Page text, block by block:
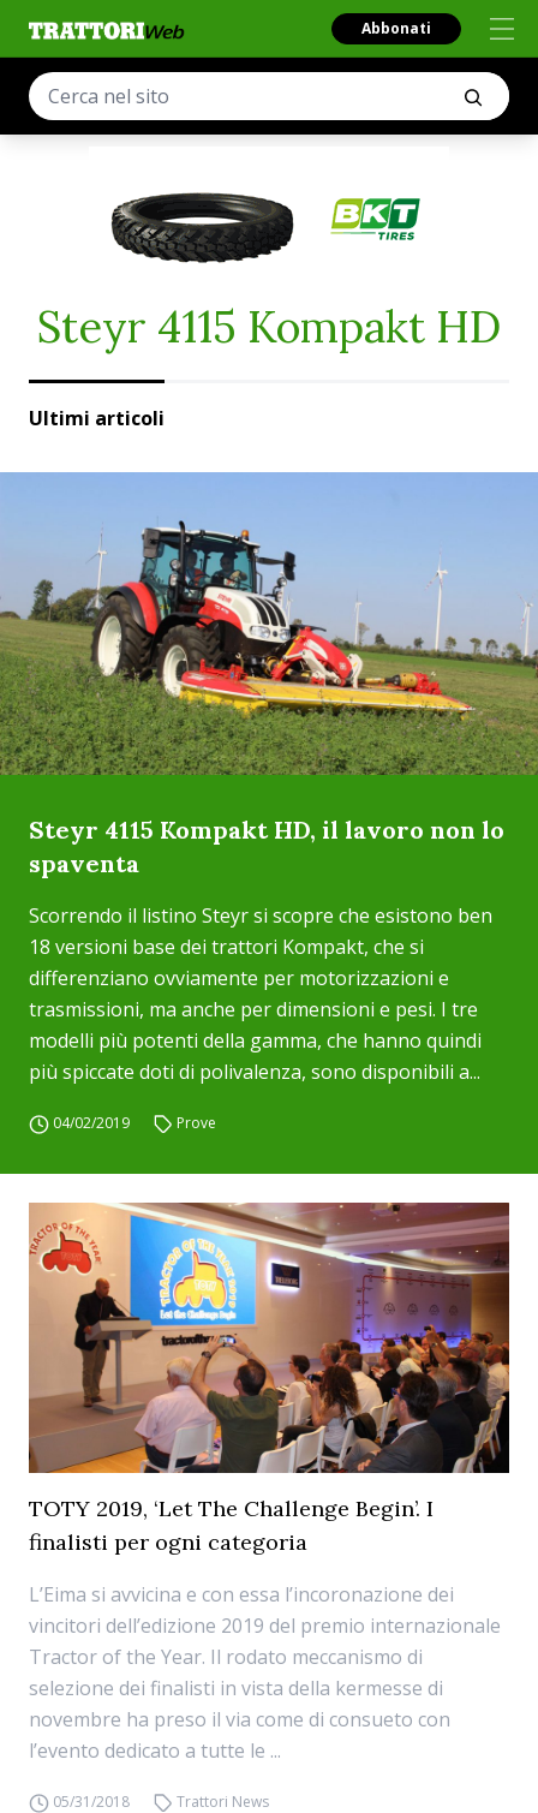
Abbonati
Steyr 4115 Kompakt HD
Ultimi articoli
Steyr 4115 Kompakt HD, il lavoro non lo
spaventa
Scorrendo il listino Steyr si scopre che esistono ben
18 versioni base dei trattori Kompakt, che si
differenziano ovviamente per motorizzazioni e
trasmissioni, ma anche per dimensioni e pesi. I tre
modelli più potenti della gamma, che hanno quindi
più spiccate doti di polivalenza, sono disponibili a...
04/02/2019 Prove
TOTY 2019, ‘Let The Challenge Begin’. I
finalisti per ogni categoria
L’Eima si avvicina e con essa l’incoronazione dei
vincitori dell’edizione 2019 del premio internazionale
Tractor of the Year. Il rodato meccanismo di
selezione dei finalisti in vista della kermesse di
novembre ha preso il via come di consueto con
l’evento dedicato a tutte le ...
05/31/2018 Trattori News